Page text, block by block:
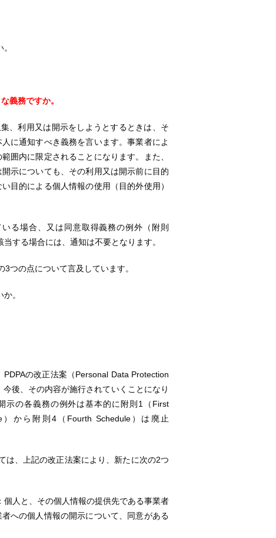
務ですか。
、利用又は開示をしようとするときは、そ
に通知すべき義務を言います。事業者によ
囲内に限定されることになります。また、
示についても、その利用又は開示前に目的
目的による個人情報の使用（目的外使用）
る場合、又は同意取得義務の例外（附則
する場合には、通知は不要となります。
つの点について言及しています。
。
の改正法案（Personal Data Protection
後、その内容が施行されていくことになり
示の各義務の例外は基本的に附則1（First
から附則4（Fourth Schedule）は廃止
は、上記の改正法案により、新たに次の2つ
人と、その個人情報の提供先である事業者
への個人情報の開示について、同意がある